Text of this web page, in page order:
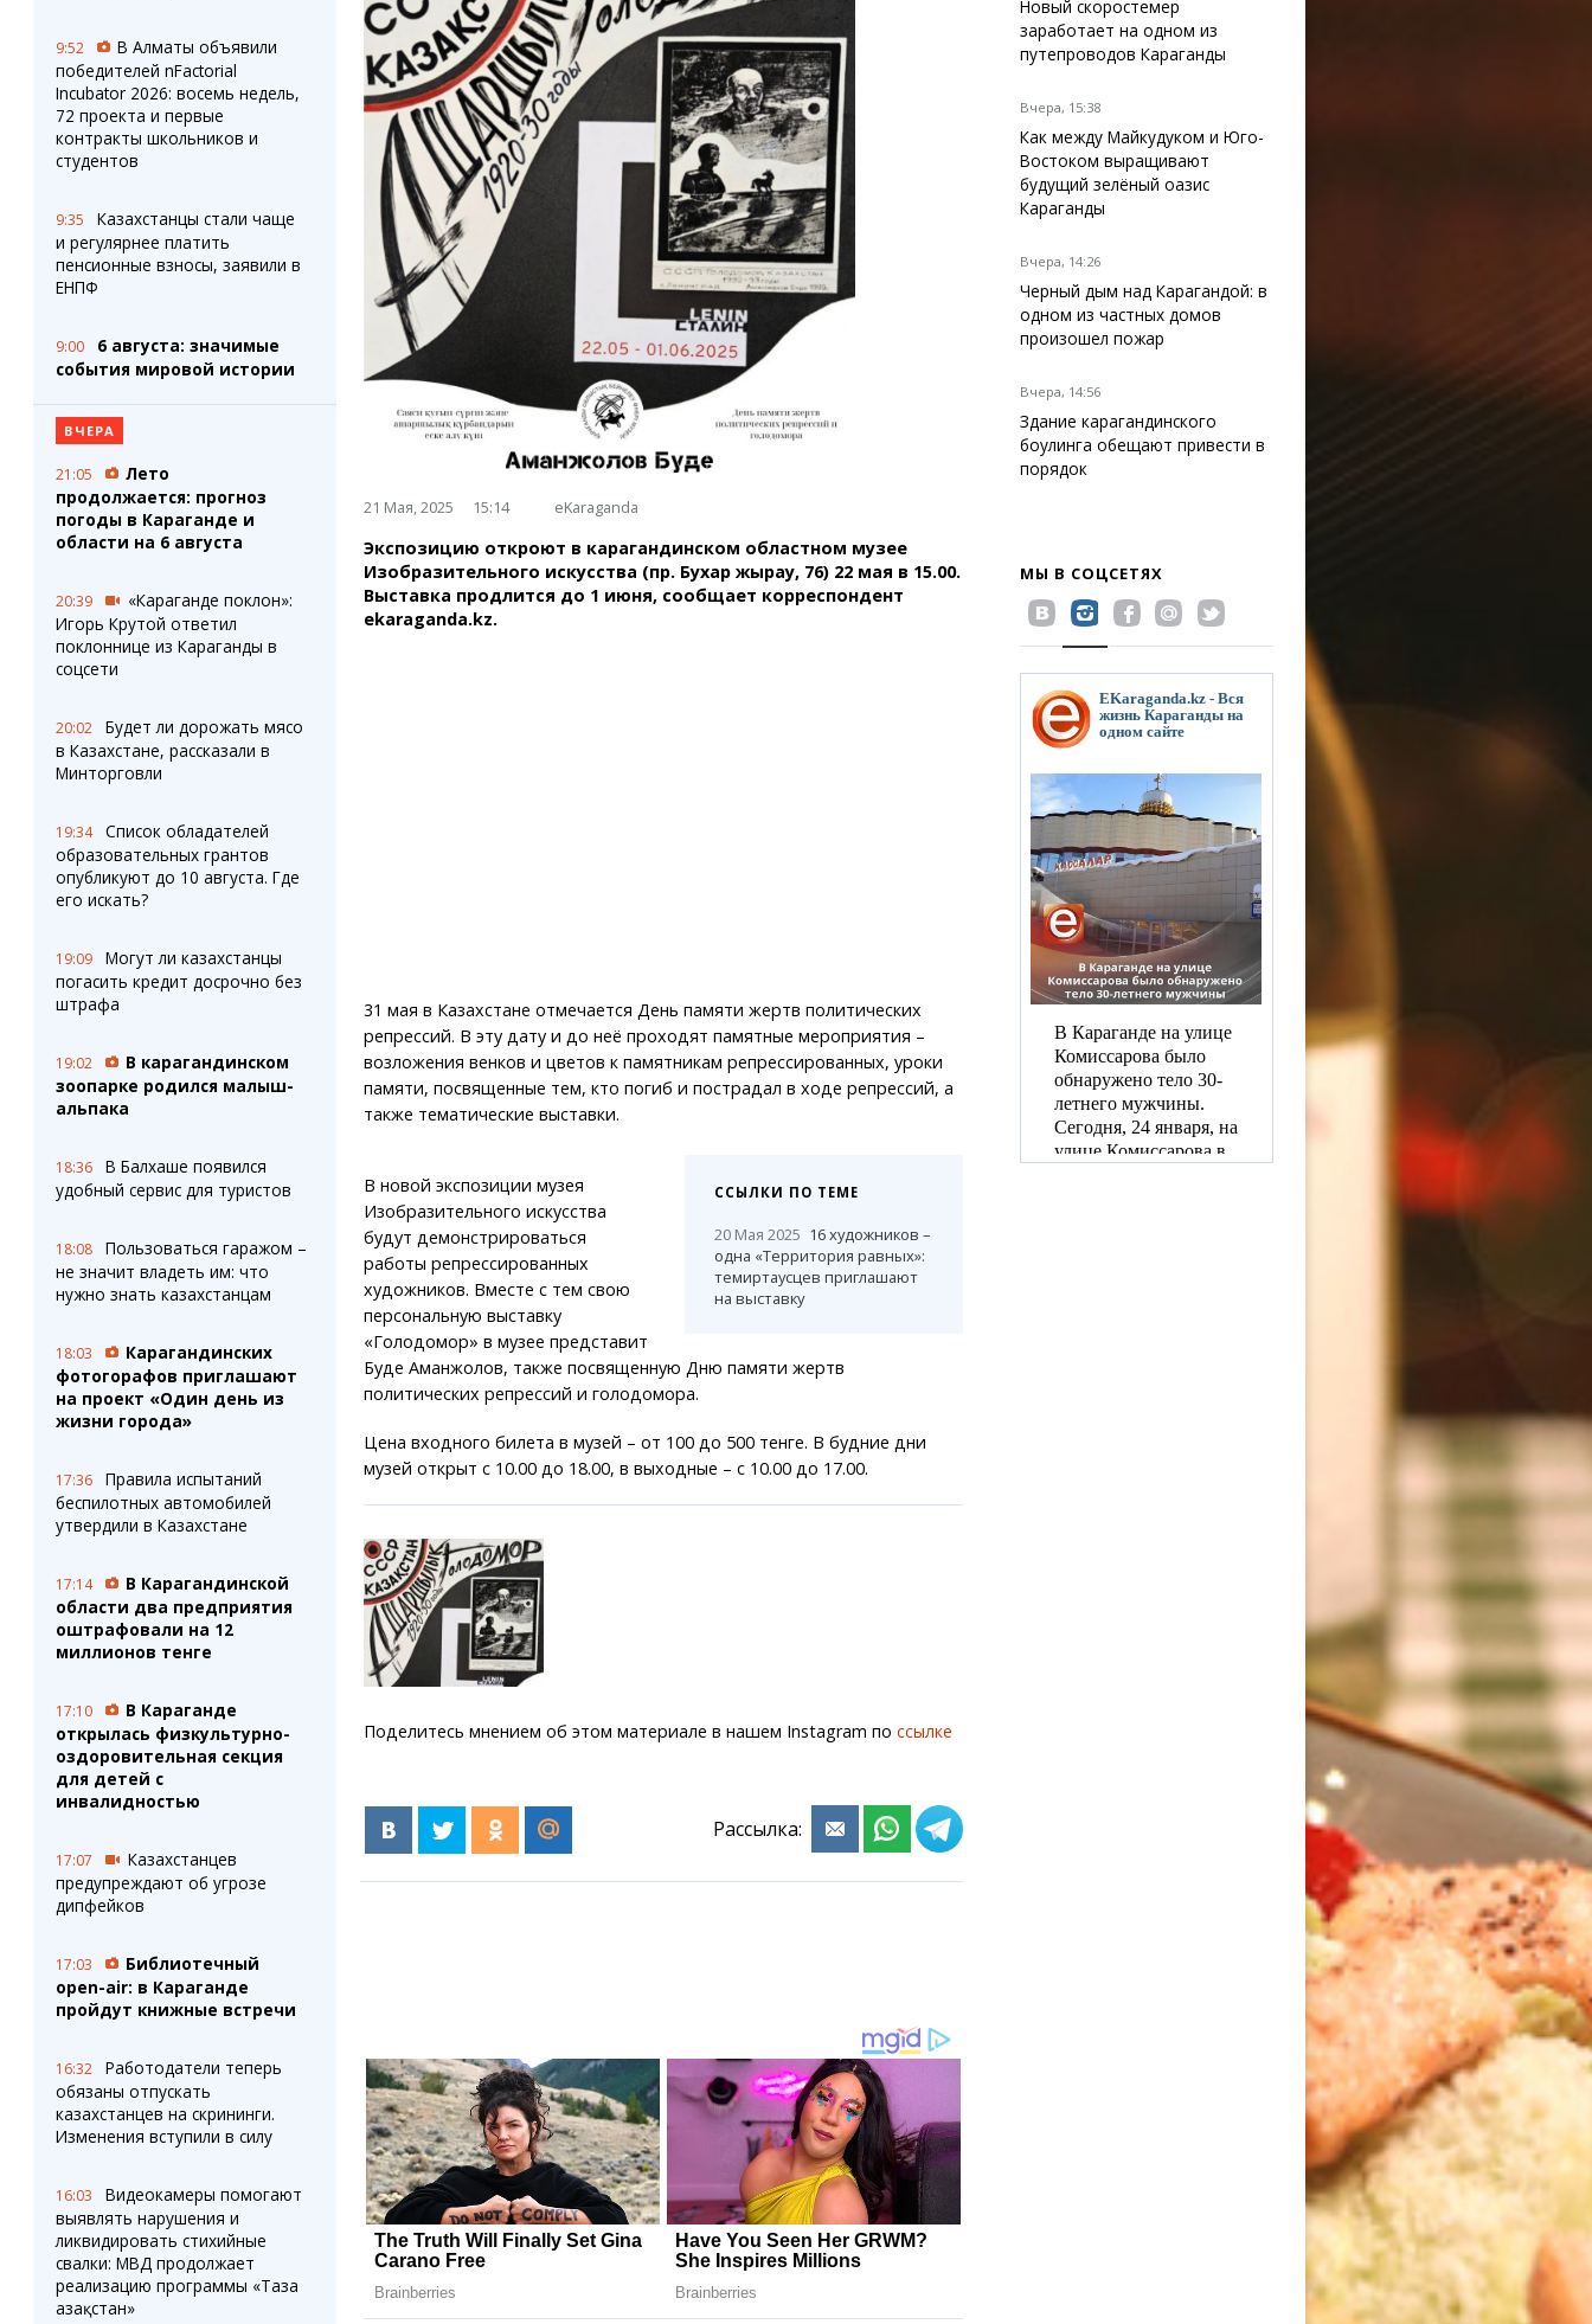
Коллаж недели
Ешкин гороскоп
Пробки
Карта Караганды
Организации
Мой участковый
Перекрытие дорог
Темиртау
Балхаш
Жезказган
Видео
3D-тур
Сервисы
Переводчик
Справочник
Расписание транспорта
Автобусные остановки
Экстренные службы
Каталог компаний
Купить шины, легко!
9:52
В Алматы объявили
победителей nFactorial
Incubator 2026: восемь недель,
72 проекта и первые
контракты школьников и
студентов
9:35
Казахстанцы стали чаще
и регулярнее платить
пенсионные взносы, заявили в
ЕНПФ
9:00
6 августа: значимые
события мировой истории
ВЧЕРА
21:05
Лето
продолжается: прогноз
погоды в Караганде и
области на 6 августа
20:39
«Караганде поклон»:
Игорь Крутой ответил
поклоннице из Караганды в
соцсети
20:02
Будет ли дорожать мясо
в Казахстане, рассказали в
Минторговли
19:34
Список обладателей
образовательных грантов
опубликуют до 10 августа. Где
его искать?
19:09
Могут ли казахстанцы
погасить кредит досрочно без
штрафа
19:02
В карагандинском
зоопарке родился малыш-
альпака
18:36
В Балхаше появился
удобный сервис для туристов
18:08
Пользоваться гаражом –
не значит владеть им: что
нужно знать казахстанцам
18:03
Карагандинских
фотогорафов приглашают
на проект «Один день из
жизни города»
17:36
Правила испытаний
беспилотных автомобилей
утвердили в Казахстане
17:14
В Карагандинской
области два предприятия
оштрафовали на 12
миллионов тенге
17:10
В Караганде
открылась физкультурно-
оздоровительная секция
для детей с
инвалидностью
17:07
Казахстанцев
предупреждают об угрозе
дипфейков
17:03
Библиотечный
open-air: в Караганде
пройдут книжные встречи
16:32
Работодатели теперь
обязаны отпускать
казахстанцев на скрининги.
Изменения вступили в силу
16:03
Видеокамеры помогают
выявлять нарушения и
ликвидировать стихийные
свалки: МВД продолжает
реализацию программы «Таза
Қазақстан»
21 Мая, 2025 15:14 eKaraganda
Экспозицию откроют в карагандинском областном музее
Изобразительного искусства (пр. Бухар жырау, 76) 22 мая в 15.00.
Выставка продлится до 1 июня, сообщает корреспондент
ekaraganda.kz.
31 мая в Казахстане отмечается День памяти жертв политических
репрессий. В эту дату и до неё проходят памятные мероприятия –
возложения венков и цветов к памятникам репрессированных, уроки
памяти, посвященные тем, кто погиб и пострадал в ходе репрессий, а
также тематические выставки.
ССЫЛКИ ПО ТЕМЕ
20 Мая 2025 16 художников –
одна «Территория равных»:
темиртаусцев приглашают
на выставку
В новой экспозиции музея
Изобразительного искусства
будут демонстрироваться
работы репрессированных
художников. Вместе с тем свою
персональную выставку
«Голодомор» в музее представит
Буде Аманжолов, также посвященную Дню памяти жертв
политических репрессий и голодомора.
Цена входного билета в музей – от 100 до 500 тенге. В будние дни
музей открыт с 10.00 до 18.00, в выходные – с 10.00 до 17.00.
Поделитесь мнением об этом материале в нашем Instagram по ссылке
Рассылка:
Новый скоростемер
заработает на одном из
путепроводов Караганды
Вчера, 15:38
Как между Майкудуком и Юго-
Востоком выращивают
будущий зелёный оазис
Караганды
Вчера, 14:26
Черный дым над Карагандой: в
одном из частных домов
произошел пожар
Вчера, 14:56
Здание карагандинского
боулинга обещают привести в
порядок
МЫ В СОЦСЕТЯХ
EKaraganda.kz - Вся
жизнь Караганды на
одном сайте